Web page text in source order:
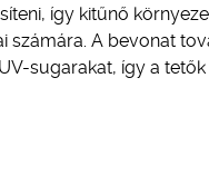
így kitűnő
A bevonat
sugarakat, így a